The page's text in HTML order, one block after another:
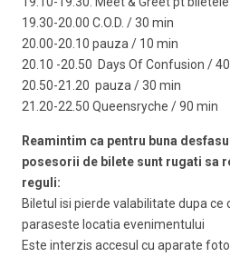
19.30-20.00 C.O.D. / 30 min
20.00-20.10 pauza / 10 min
20.10 -20.50 Days Of Confusion /
20.50-21.20 pauza / 30 min
21.20-22.50 Queensryche / 90 min
Reamintim ca pentru buna
posesorii de bilete sunt rugati sa
reguli:
Biletul isi pierde valabilitate dupa
paraseste locatia evenimentului
Este interzis accesul cu aparate